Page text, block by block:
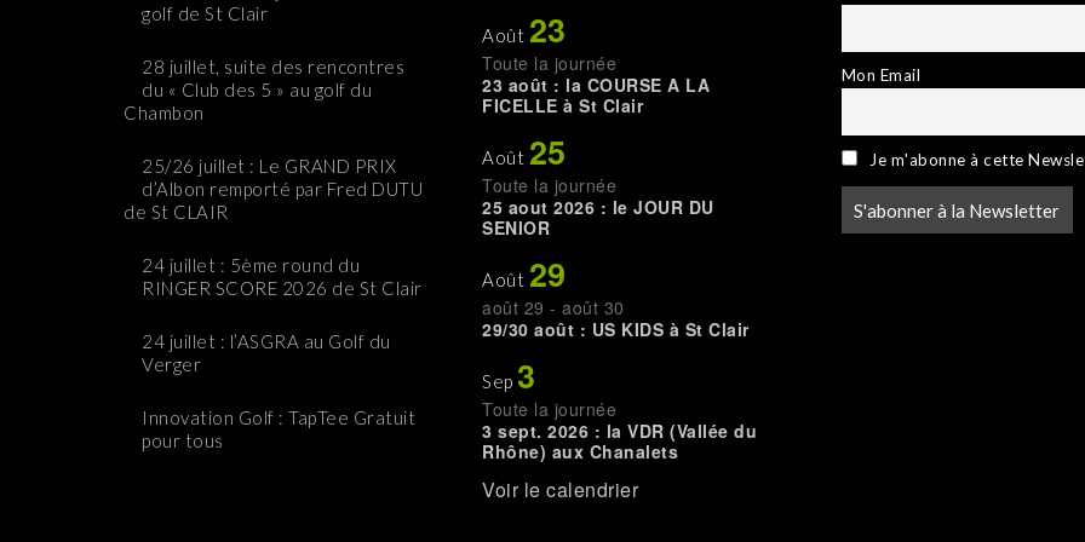
golf de St Clair
28 juillet, suite des rencontres
du « Club des 5 » au golf du
Chambon
25/26 juillet : Le GRAND PRIX
d’Albon remporté par Fred DUTU
de St CLAIR
24 juillet : 5ème round du
RINGER SCORE 2026 de St Clair
24 juillet : l’ASGRA au Golf du
Verger
Innovation Golf : TapTee Gratuit
pour tous
Août 23
Toute la journée
23 août : la COURSE A LA
FICELLE à St Clair
Août 25
Toute la journée
25 aout 2026 : le JOUR DU
SENIOR
Août 29
août 29 -août 30
29/30 août : US KIDS à St Clair
Sep 3
Toute la journée
3 sept. 2026 : la VDR (Vallée du
Rhône) aux Chanalets
Voir le calendrier
Mon Email
Je m'abonne à cette